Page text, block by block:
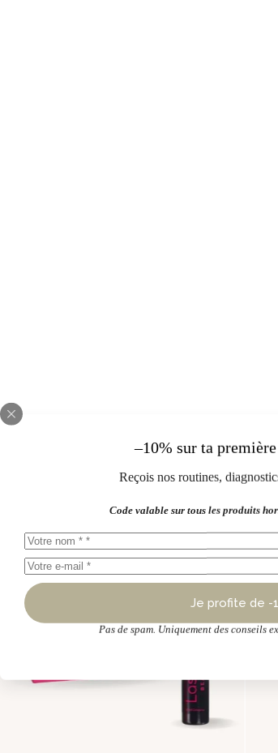
–10% sur ta
Reçois nos routines,
Code valable sur tous les produits
Je profite de -
Pas de spam. Uniquement des conseils
-32% -